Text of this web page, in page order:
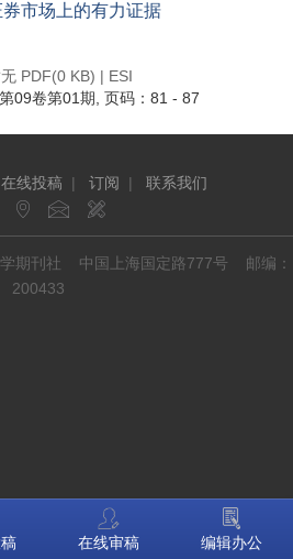
市场上的有力证据
PDF(0 KB) | ESI
第09卷第01期 , 页码：81 - 87
在线投稿 | 订阅 | 联系我们
学期刊社 中国上海国定路777号 邮编：
200433
在线审稿 编辑办公